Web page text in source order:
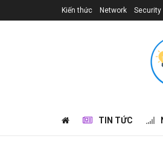
Kiến thức Network Security
TIN TỨC